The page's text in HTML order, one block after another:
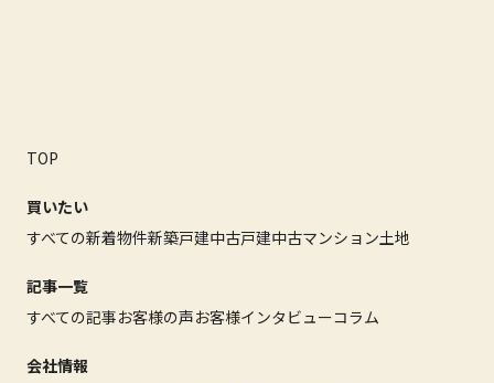
TOP
買いたい
すべての新着物件新築戸建中古戸建中古マンション土地
記事一覧
すべての記事お客様の声お客様インタビューコラム
会社情報